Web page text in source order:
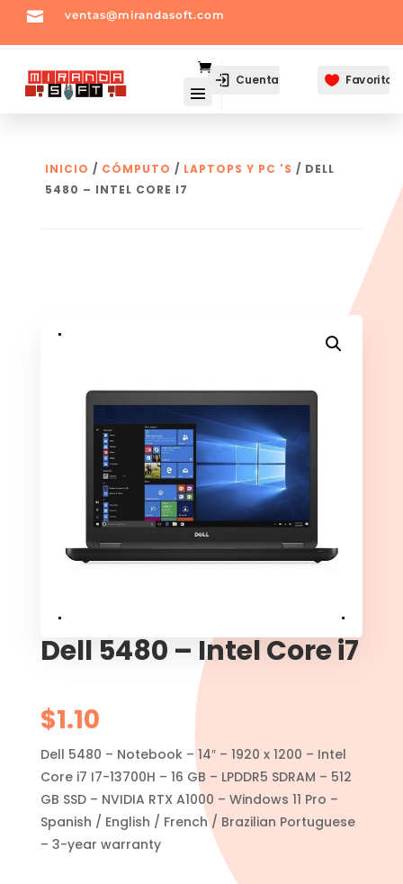
 ventas@mirandasoft.com
Cuenta  Favoritos
INICIO / CÓMPUTO / LAPTOPS Y PC 'S / DELL
5480 – INTEL CORE I7
Dell 5480 – Intel Core i7
$1.10
Dell 5480 – Notebook – 14″ – 1920 x 1200 – Intel
Core i7 I7-13700H – 16 GB – LPDDR5 SDRAM – 512
GB SSD – NVIDIA RTX A1000 – Windows 11 Pro –
Spanish / English / French / Brazilian Portuguese
– 3-year warranty